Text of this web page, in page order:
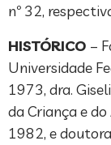
nº 32,
HISTÓRICO –
Universidade
1973, dra.
da Criança e
1982, e